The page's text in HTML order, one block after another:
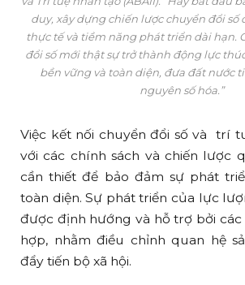
duy, xây dựng chiến lược chuyển đổi số
thực tế và tiềm năng phát triển dài hạn.
đổi số mới thật sự trở thành động lực
bền vững và toàn diện, đưa đất nước
nguyên số hóa.”
Việc kết nối chuyển đổi số và trí
với các chính sách và chiến lược
cần thiết để bảo đảm sự phát
toàn diện. Sự phát triển của lực
được định hướng và hỗ trợ bởi các
hợp, nhằm điều chỉnh quan hệ
đẩy tiến bộ xã hội.